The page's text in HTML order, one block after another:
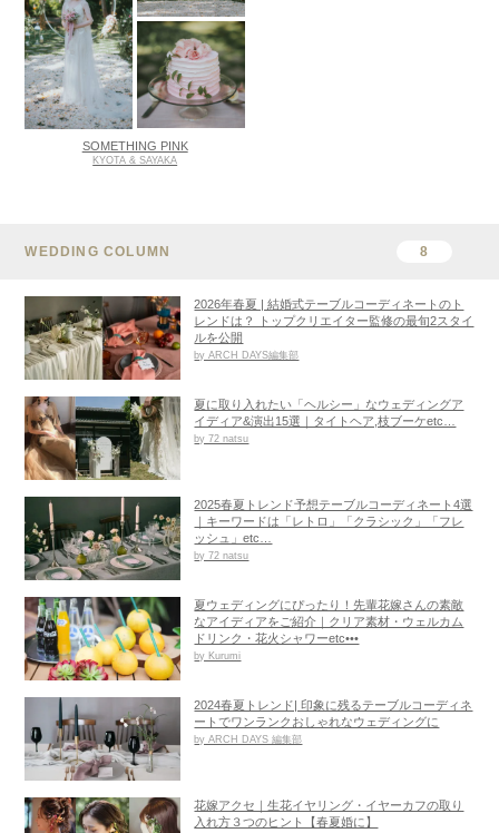
SOMETHING PINK
KYOTA & SAYAKA
WEDDING COLUMN 8
2026年春夏 | 結婚式テーブルコーディネートのト
レンドは？ トップクリエイター監修の最旬2スタイ
ルを公開
by ARCH DAYS編集部
夏に取り入れたい「ヘルシー」なウェディングア
イディア&演出15選｜タイトヘア,枝ブーケetc…
by 72 natsu
2025春夏トレンド予想テーブルコーディネート4選
｜キーワードは「レトロ」「クラシック」「フレ
ッシュ」etc…
by 72 natsu
夏ウェディングにぴったり！先輩花嫁さんの素敵
なアイディアをご紹介｜クリア素材・ウェルカム
ドリンク・花火シャワーetc•••
by Kurumi
2024春夏トレンド| 印象に残るテーブルコーディネ
ートでワンランクおしゃれなウェディングに
by ARCH DAYS 編集部
花嫁アクセ｜生花イヤリング・イヤーカフの取り
入れ方３つのヒント【春夏婚に】